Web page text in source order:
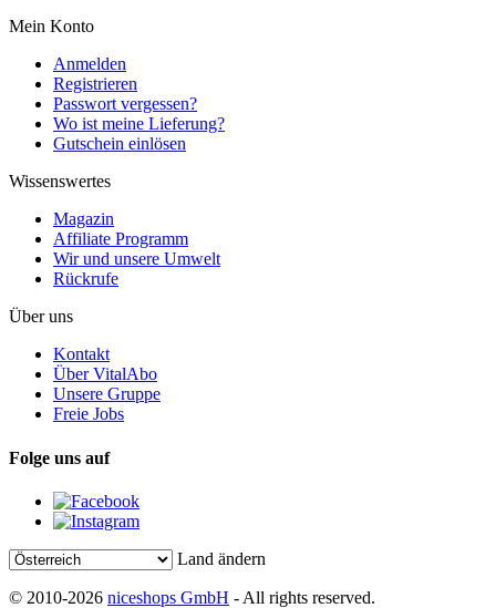
Mein Konto
Anmelden
Registrieren
Passwort vergessen?
Wo ist meine Lieferung?
Gutschein einlösen
Wissenswertes
Magazin
Affiliate Programm
Wir und unsere Umwelt
Rückrufe
Über uns
Kontakt
Über VitalAbo
Unsere Gruppe
Freie Jobs
Folge uns auf
Land ändern
© 2010-2026 niceshops GmbH - All rights reserved.